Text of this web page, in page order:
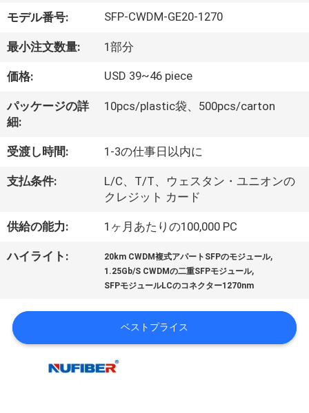
に
つ
い
工
場
行
管
モデル番号: SFP-CWDM-GE20-1270
最小注文数量: 1部分
価格: USD 39~46 piece
パッケージの詳
細:
10pcs/plastic袋、500pcs/carton
受渡し時間: 1-3の仕事日以内に
支払条件:
L/C、T/T、ウェスタン・ユニオンの
クレジット カード
供給の能力: 1ヶ月あたりの100,000 PC
ハイライト: 20km CWDM複式アパートSFPのモジュール,
1.25Gb/S CWDMの二重SFPモジュール,
SFPモジュールLCのコネクター1270nm
ベストプライス